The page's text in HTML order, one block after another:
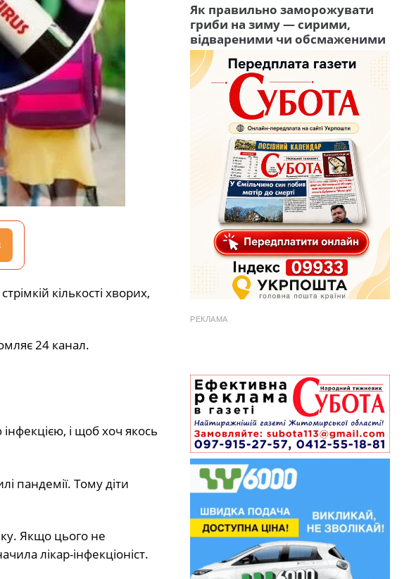
кількості хворих,
24 канал.
і щоб хоч якось
пандемії. Тому діти
Якщо цього не
лікар-інфекціоніст.
Як правильно заморожувати
гриби на зиму — сирими,
відвареними чи обсмаженими
РЕКЛАМА